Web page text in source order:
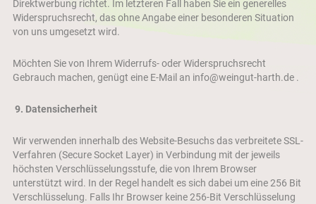
Direktwerbung richtet. Im letzteren Fall haben Sie ein generelles
Widerspruchsrecht, das ohne Angabe einer besonderen Situation
von uns umgesetzt wird.
Möchten Sie von Ihrem Widerrufs- oder Widerspruchsrecht
Gebrauch machen, genügt eine E-Mail an info@weingut-harth.de.
9. Datensicherheit
Wir verwenden innerhalb des Website-Besuchs das verbreitete SSL-
Verfahren (Secure Socket Layer) in Verbindung mit der jeweils
höchsten Verschlüsselungsstufe, die von Ihrem Browser
unterstützt wird. In der Regel handelt es sich dabei um eine 256 Bit
Verschlüsselung. Falls Ihr Browser keine 256-Bit Verschlüsselung